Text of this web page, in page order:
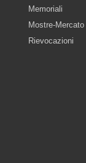
Memoriali
Mostre-Mercato
Rievocazioni